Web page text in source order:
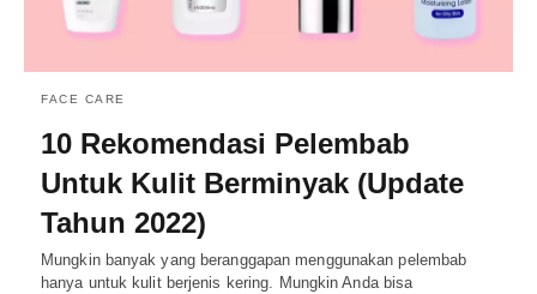
FACE CARE
10 Rekomendasi Pelembab
Untuk Kulit Berminyak (Update
Tahun 2022)
Mungkin banyak yang beranggapan menggunakan pelembab
hanya untuk kulit berjenis kering. Mungkin Anda bisa